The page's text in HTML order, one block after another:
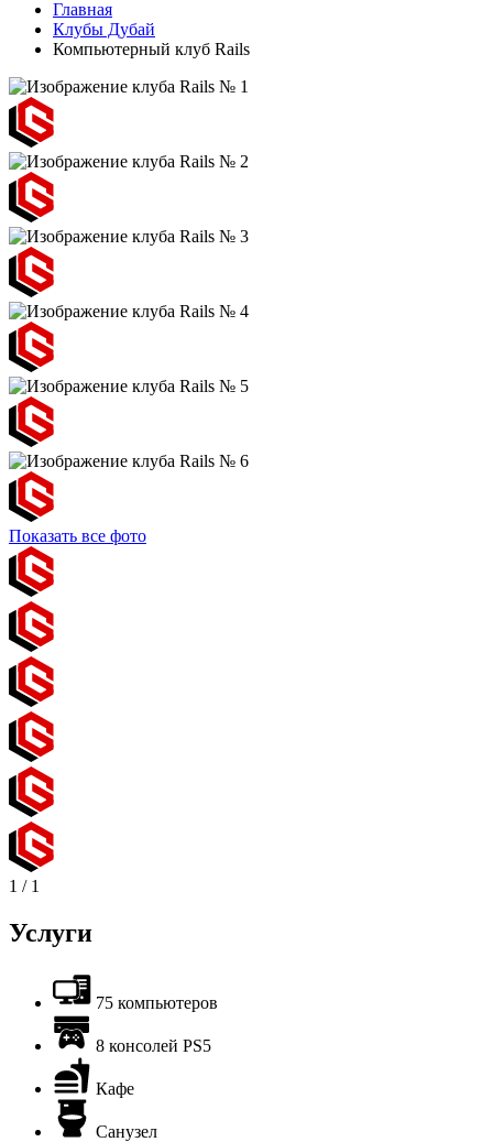
Главная
Клубы Дубай
Компьютерный клуб Rails
Показать все фото
1 / 1
Услуги
75 компьютеров
8 консолей PS5
Кафе
Санузел